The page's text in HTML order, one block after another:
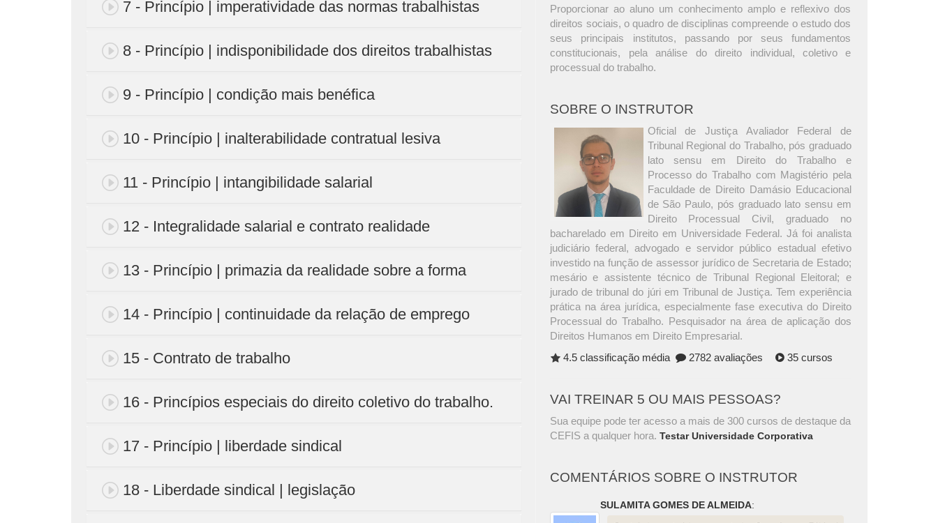
7 - Princípio | imperatividade das normas trabalhistas
8 - Princípio | indisponibilidade dos direitos trabalhistas
9 - Princípio | condição mais benéfica
10 - Princípio | inalterabilidade contratual lesiva
11 - Princípio | intangibilidade salarial
12 - Integralidade salarial e contrato realidade
13 - Princípio | primazia da realidade sobre a forma
14 - Princípio | continuidade da relação de emprego
15 - Contrato de trabalho
16 - Princípios especiais do direito coletivo do trabalho.
17 - Princípio | liberdade sindical
18 - Liberdade sindical | legislação
Proporcionar ao aluno um conhecimento amplo e reflexivo dos
direitos sociais, o quadro de disciplinas compreende o estudo dos
seus principais institutos, passando por seus fundamentos
constitucionais, pela análise do direito individual, coletivo e
processual do trabalho.
SOBRE O INSTRUTOR
Oficial de Justiça Avaliador Federal de
Tribunal Regional do Trabalho, pós graduado
lato sensu em Direito do Trabalho e
Processo do Trabalho com Magistério pela
Faculdade de Direito Damásio Educacional
de São Paulo, pós graduado lato sensu em
Direito Processual Civil, graduado no
bacharelado em Direito em Universidade Federal. Já foi analista
judiciário federal, advogado e servidor público estadual efetivo
investido na função de assessor jurídico de Secretaria de Estado;
mesário e assistente técnico de Tribunal Regional Eleitoral; e
jurado de tribunal do júri em Tribunal de Justiça. Tem experiência
prática na área jurídica, especialmente fase executiva do Direito
Processual do Trabalho. Pesquisador na área de aplicação dos
Direitos Humanos em Direito Empresarial.
4.5 classificação média
2782 avaliações 35 cursos
VAI TREINAR 5 OU MAIS PESSOAS?
Sua equipe pode ter acesso a mais de 300 cursos de destaque da
CEFIS a qualquer hora.Testar Universidade Corporativa
COMENTÁRIOS SOBRE O INSTRUTOR
SULAMITA GOMES DE ALMEIDA: